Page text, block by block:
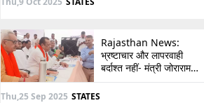
Rajasthan News:
भ्रष्टाचार और लापरवाही
बर्दाश्त नहीं- मंत्री जोराराम
कुमावत ने शहरी सेवा शिविर में
Thu,25 Sep 2025 STATES